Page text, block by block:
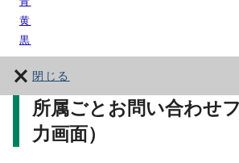
黄
黒
閉じる
所属ごとお問い合わせ
力画面）